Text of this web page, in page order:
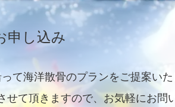
申し込み
て海洋散骨のプランをご提案いた
て頂きますので、お気軽にお問